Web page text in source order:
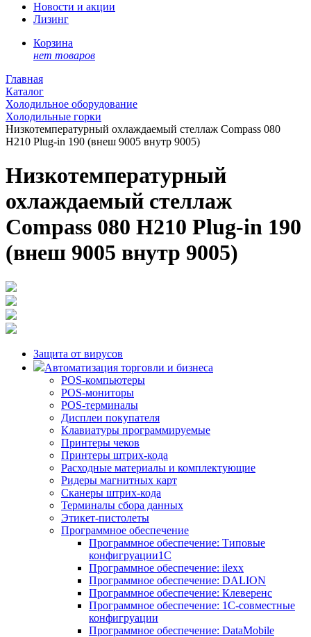
Новости и акции
Лизинг
Корзина
нет товаров
Главная
Каталог
Холодильное оборудование
Холодильные горки
Низкотемпературный охлаждаемый стеллаж Compass 080
H210 Plug-in 190 (внеш 9005 внутр 9005)
Низкотемпературный
охлаждаемый стеллаж
Compass 080 H210 Plug-in 190
(внеш 9005 внутр 9005)
Защита от вирусов
Автоматизация торговли и бизнеса
POS-компьютеры
POS-мониторы
POS-терминалы
Дисплеи покупателя
Клавиатуры программируемые
Принтеры чеков
Принтеры штрих-кода
Расходные материалы и комплектующие
Ридеры магнитных карт
Сканеры штрих-кода
Терминалы сбора данных
Этикет-пистолеты
Программное обеспечение
Программное обеспечение: Типовые
конфигруации1С
Программное обеспечение: ilexx
Программное обеспечение: DALION
Программное обеспечение: Клеверенс
Программное обеспечение: 1С-совместные
конфигруации
Программное обеспечение: DataMobile